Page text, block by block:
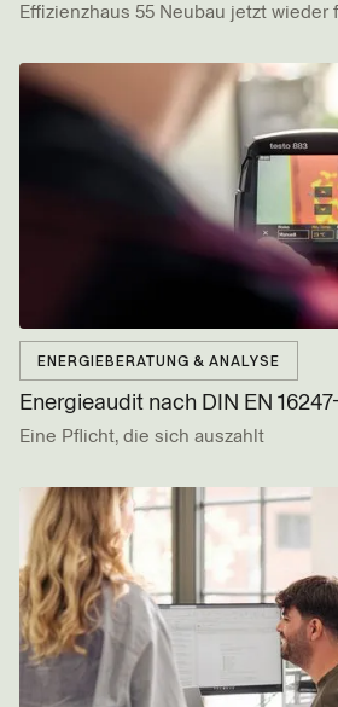
Effizienzhaus 55 Neubau jetzt wieder
Energieaudit nach DIN EN
ENERGIEBERATUNG & ANALYSE
Eine Pflicht, die sich auszahlt